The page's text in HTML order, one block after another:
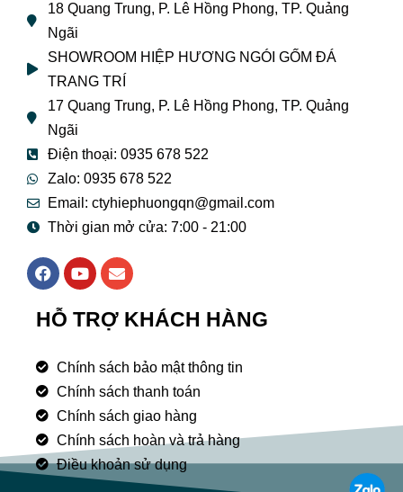
18 Quang Trung, P. Lê Hồng Phong, TP. Quảng
Ngãi
SHOWROOM HIỆP HƯƠNG NGÓI GỐM ĐÁ
TRANG TRÍ
17 Quang Trung, P. Lê Hồng Phong, TP. Quảng
Ngãi
Điện thoại: 0935 678 522
Zalo: 0935 678 522
Email: ctyhiephuongqn@gmail.com
Thời gian mở cửa: 7:00 - 21:00
F
a
e
b
o
k
Y
o
t
u
e
E
n
e
p
e
HỖ TRỢ KHÁCH HÀNG
Chính sách bảo mật thông tin
Chính sách thanh toán
Chính sách giao hàng
Chính sách hoàn và trả hàng
Điều khoản sử dụng